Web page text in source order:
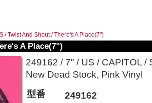
/ Twist And Shout / There's A Place(7")
A Place(7")
249162 / 7" / US / CAPITOL /
New Dead Stock, Pink Vinyl
型番
249162